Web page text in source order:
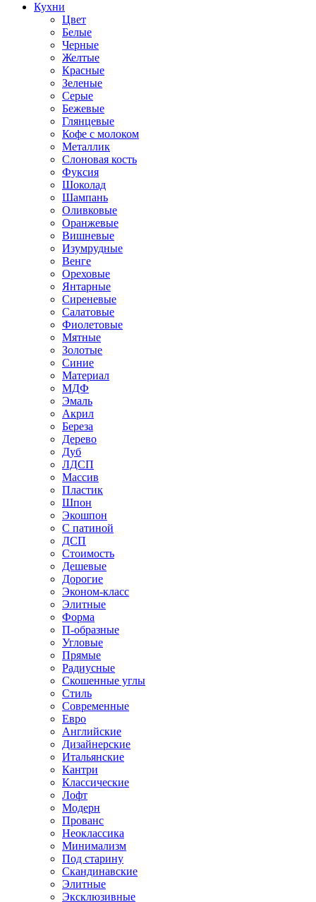
Кухни
Цвет
Белые
Черные
Желтые
Красные
Зеленые
Серые
Бежевые
Глянцевые
Кофе с молоком
Металлик
Слоновая кость
Фуксия
Шоколад
Шампань
Оливковые
Оранжевые
Вишневые
Изумрудные
Венге
Ореховые
Янтарные
Сиреневые
Салатовые
Фиолетовые
Мятные
Золотые
Синие
Материал
МДФ
Эмаль
Акрил
Береза
Дерево
Дуб
ЛДСП
Массив
Пластик
Шпон
Экошпон
С патиной
ДСП
Стоимость
Дешевые
Дорогие
Эконом-класс
Элитные
Форма
П-образные
Угловые
Прямые
Радиусные
Скошенные углы
Стиль
Современные
Евро
Английские
Дизайнерские
Итальянские
Кантри
Классические
Лофт
Модерн
Прованс
Неоклассика
Минимализм
Под старину
Скандинавские
Элитные
Эксклюзивные